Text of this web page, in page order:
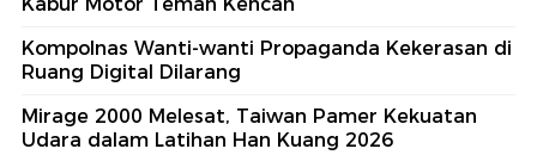
Kabur Motor Teman Kencan
Kompolnas Wanti-wanti Propaganda Kekerasan di
Ruang Digital Dilarang
Mirage 2000 Melesat, Taiwan Pamer Kekuatan
Udara dalam Latihan Han Kuang 2026